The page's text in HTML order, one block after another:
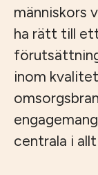
människors
ha rätt till
inom
centrala i